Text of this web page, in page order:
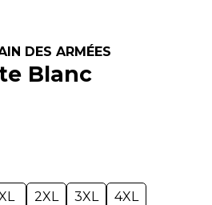
DES ARMÉES
Blanc
2XL 3XL
4XL